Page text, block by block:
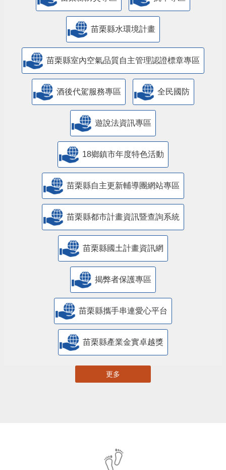
苗栗縣水環境計畫
苗栗縣室內空氣品質自主管理認證標章專區
酒後代駕服務專區 全民國防
遊說法資訊專區
18鄉鎮市年度特色活動
苗栗縣自主更新輔導團網站專區
苗栗縣都市計畫資訊暨查詢系統
苗栗縣國土計畫資訊網
揭弊者保護專區
苗栗縣攜手串連愛心平台
苗栗縣產業金實卓越獎
更多